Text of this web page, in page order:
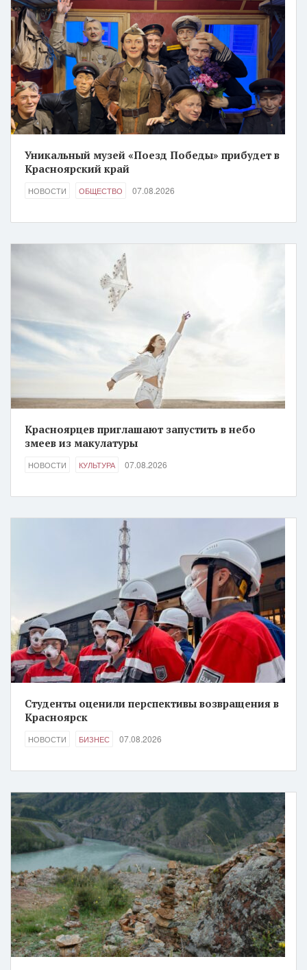
Уникальный музей «Поезд Победы» прибудет в
Красноярский край
НОВОСТИ ОБЩЕСТВО 07.08.2026
Красноярцев приглашают запустить в небо
змеев из макулатуры
НОВОСТИ КУЛЬТУРА 07.08.2026
Студенты оценили перспективы возвращения в
Красноярск
НОВОСТИ БИЗНЕС 07.08.2026